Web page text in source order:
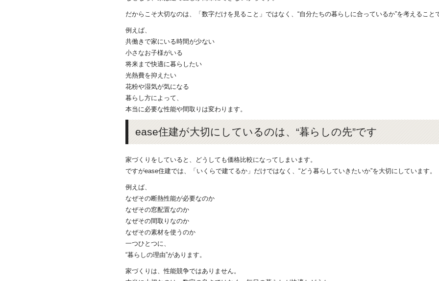
だからこそ大切なのは、「数字だけを見ること」ではなく、“自分たちの暮らしに合っているか”を考えること
例えば、
共働きで家にいる時間が少ない
小さなお子様がいる
将来まで快適に暮らしたい
光熱費を抑えたい
花粉や湿気が気になる
暮らし方によって、
本当に必要な性能や間取りは変わります。
ease住建が大切にしているのは、“暮らしの先”です
家づくりをしていると、どうしても価格比較になってしまいます。
ですがease住建では、「いくらで建てるか」だけではなく、“どう暮らしていきたいか”を大切にしています。
例えば、
なぜその断熱性能が必要なのか
なぜその窓配置なのか
なぜその間取りなのか
なぜその素材を使うのか
一つひとつに、
“暮らしの理由”があります。
家づくりは、性能競争ではありません。